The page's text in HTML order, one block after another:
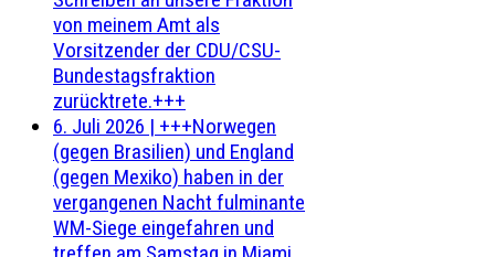
von meinem Amt als
Vorsitzender der CDU/CSU-
Bundestagsfraktion
zurücktrete.+++
6. Juli 2026 | +++Norwegen
(gegen Brasilien) und England
(gegen Mexiko) haben in der
vergangenen Nacht fulminante
WM-Siege eingefahren und